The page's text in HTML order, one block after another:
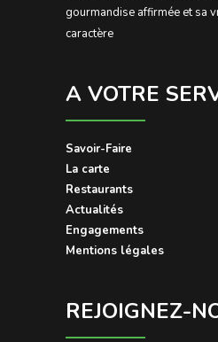
gourmandise affirmée et sa
caractère
A VOTRE
Savoir-Faire
La carte
Restaurants
Actualités
Engagements
Mentions légales
REJOIGNEZ-